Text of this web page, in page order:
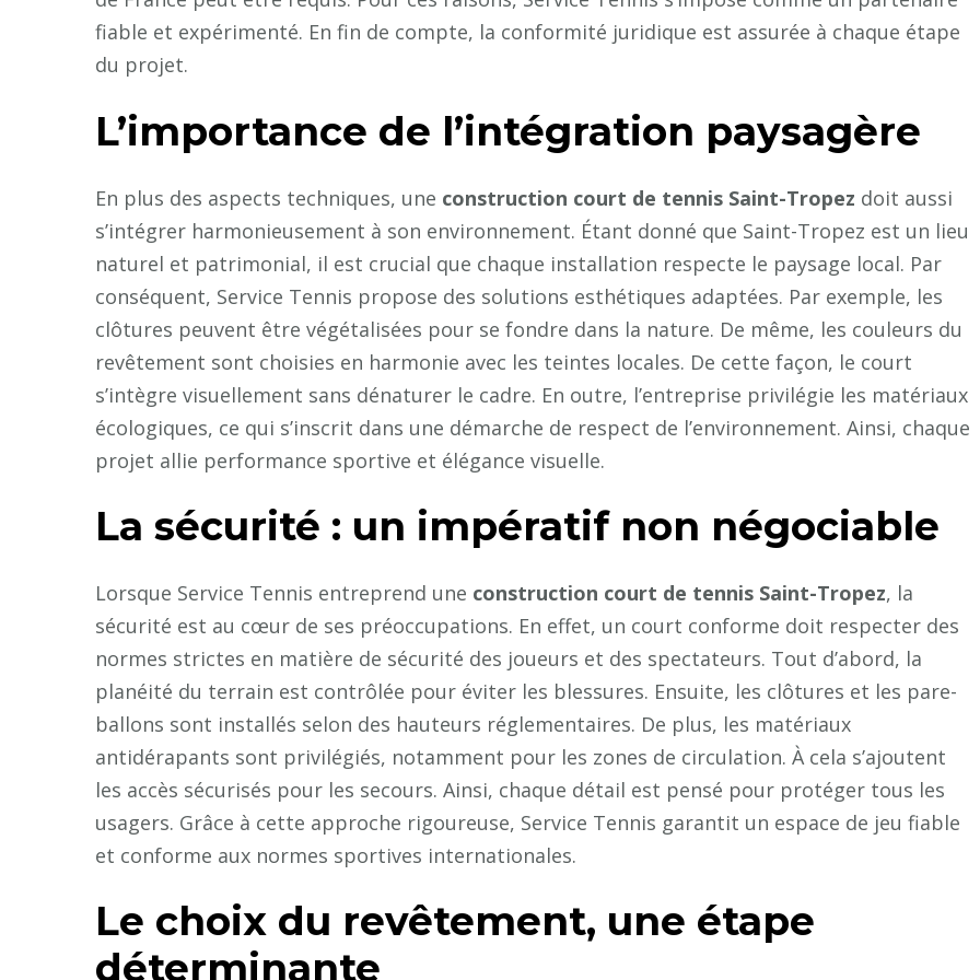
fiable et expérimenté. En fin de compte, la conformité juridique est assurée à chaque étape
du projet.
L’importance de l’intégration paysagère
En plus des aspects techniques, une construction court de tennis Saint-Tropez doit aussi
s’intégrer harmonieusement à son environnement. Étant donné que Saint-Tropez est un lieu
naturel et patrimonial, il est crucial que chaque installation respecte le paysage local. Par
conséquent, Service Tennis propose des solutions esthétiques adaptées. Par exemple, les
clôtures peuvent être végétalisées pour se fondre dans la nature. De même, les couleurs du
revêtement sont choisies en harmonie avec les teintes locales. De cette façon, le court
s’intègre visuellement sans dénaturer le cadre. En outre, l’entreprise privilégie les matériaux
écologiques, ce qui s’inscrit dans une démarche de respect de l’environnement. Ainsi, chaque
projet allie performance sportive et élégance visuelle.
La sécurité : un impératif non négociable
Lorsque Service Tennis entreprend une construction court de tennis Saint-Tropez, la
sécurité est au cœur de ses préoccupations. En effet, un court conforme doit respecter des
normes strictes en matière de sécurité des joueurs et des spectateurs. Tout d’abord, la
planéité du terrain est contrôlée pour éviter les blessures. Ensuite, les clôtures et les pare-
ballons sont installés selon des hauteurs réglementaires. De plus, les matériaux
antidérapants sont privilégiés, notamment pour les zones de circulation. À cela s’ajoutent
les accès sécurisés pour les secours. Ainsi, chaque détail est pensé pour protéger tous les
usagers. Grâce à cette approche rigoureuse, Service Tennis garantit un espace de jeu fiable
et conforme aux normes sportives internationales.
Le choix du revêtement, une étape
déterminante